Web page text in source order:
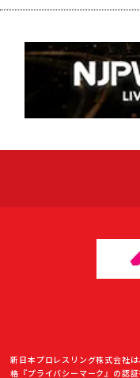
著作権について
利用者情報の外部送
新日本プロレスリング株式会社
格『プライバシーマーク』の認証